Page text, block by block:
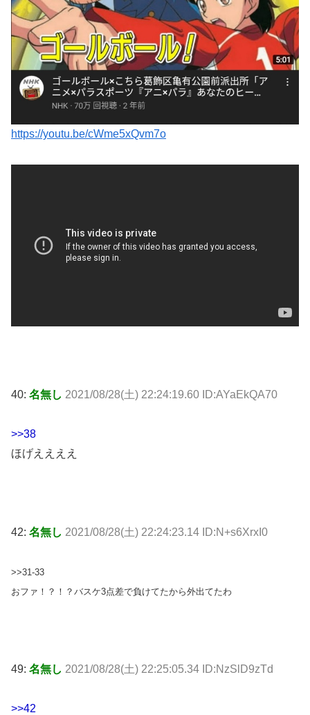
https://youtu.be/cWme5xQvm7o
40: 名無し 2021/08/28(土) 22:24:19.60 ID:AYaEkQA70
>>38
ほげええええ
42: 名無し 2021/08/28(土) 22:24:23.14 ID:N+s6XrxI0
>>31-33
おファ！？！？バスケ3点差で負けてたから外出てたわ
49: 名無し 2021/08/28(土) 22:25:05.34 ID:NzSlD9zTd
>>42